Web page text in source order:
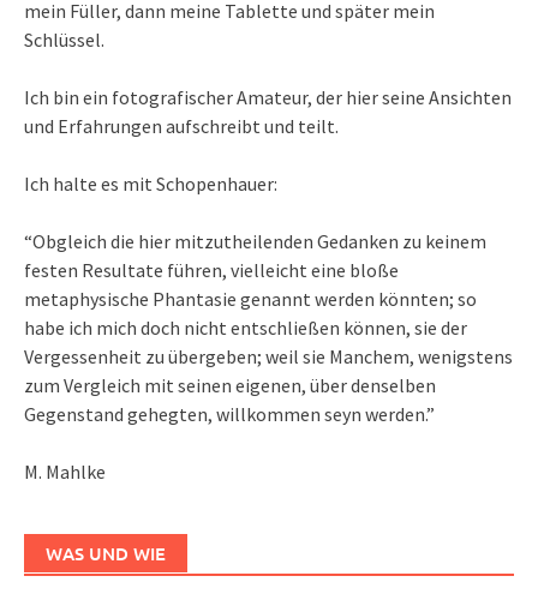
mein Füller, dann meine Tablette und später mein
Schlüssel.
Ich bin ein fotografischer Amateur, der hier seine Ansichten
und Erfahrungen aufschreibt und teilt.
Ich halte es mit Schopenhauer:
“Obgleich die hier mitzutheilenden Gedanken zu keinem
festen Resultate führen, vielleicht eine bloße
metaphysische Phantasie genannt werden könnten; so
habe ich mich doch nicht entschließen können, sie der
Vergessenheit zu übergeben; weil sie Manchem, wenigstens
zum Vergleich mit seinen eigenen, über denselben
Gegenstand gehegten, willkommen seyn werden.”
M. Mahlke
WAS UND WIE